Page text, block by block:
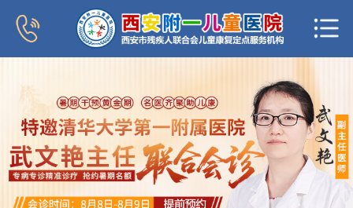
新闻中心
专家团队
科室导航